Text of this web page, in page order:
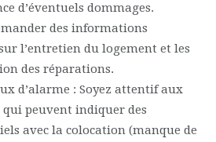
d’éventuels dommages.
des informations
l’entretien du logement et les
des réparations.
d’alarme : Soyez attentif aux
qui peuvent indiquer des
avec la colocation (manque de